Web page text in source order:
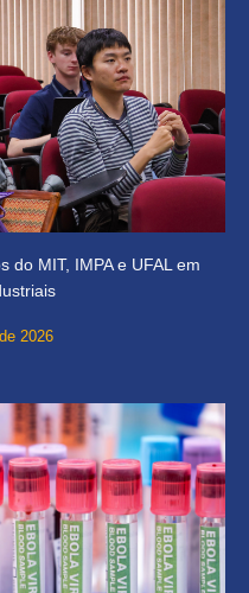
do MIT, IMPA e UFAL em
2026